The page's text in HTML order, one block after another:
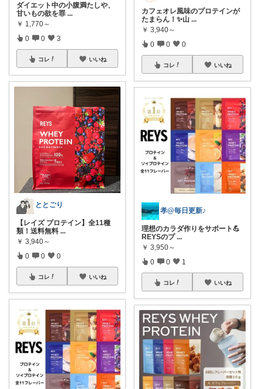
ダイエット中の小腹満たしや、
甘いもの欲を罪 ...
￥ 1,770～
0 0 3
コレ いいね
ととごり
【レイズ プロテイン】全11種
類！送料無料 ...
￥ 3,940～
0 0 0
コレ いいね
カフェオレ風味のプロテインが
たまらん！✨山 ...
￥ 3,940～
0 0 0
コレ いいね
孝@毎日更新♪
理想のカラダ作りをサポート💪
REYSのプ ...
￥ 3,950～
0 0 1
コレ いいね